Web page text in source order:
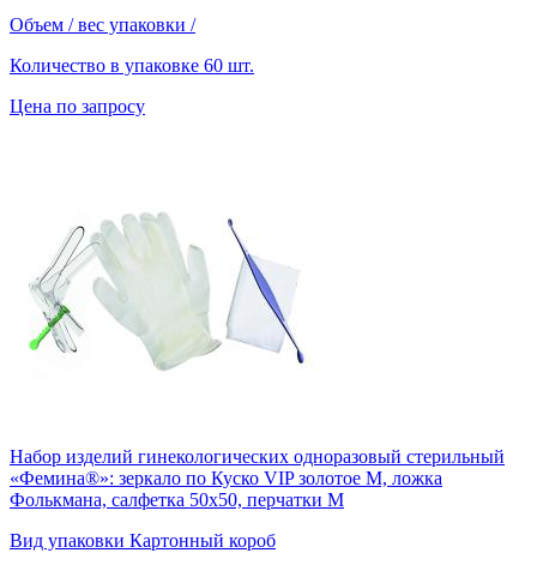
Объем / вес упаковки /
Количество в упаковке 60 шт.
Цена по запросу
Набор изделий гинекологических одноразовый стерильный
«Фемина®»: зеркало по Куско VIP золотое M, ложка
Фолькмана, салфетка 50х50, перчатки М
Вид упаковки Картонный короб